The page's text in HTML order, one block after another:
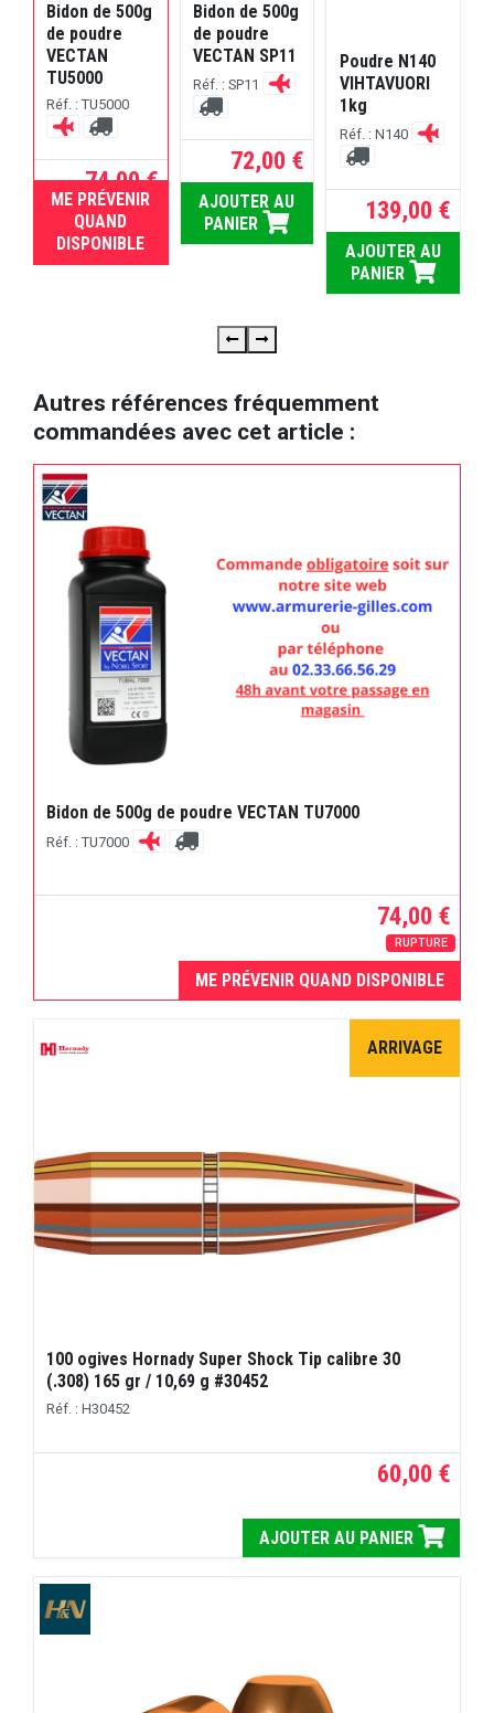
Bidon de 500g
de poudre
VECTAN
TU5000
Réf. : TU5000
74,00 €
RUPTURE
ME PRÉVENIR
QUAND
DISPONIBLE
Bidon de 500g
de poudre
VECTAN SP11
Réf. : SP11
72,00 €
AJOUTER AU
PANIER
Poudre N140
VIHTAVUORI
1kg
Réf. : N140
139,00 €
AJOUTER AU
PANIER
Autres références fréquemment
commandées avec cet article :
Bidon de 500g de poudre VECTAN TU7000
Réf. : TU7000
74,00 €
RUPTURE
ME PRÉVENIR QUAND DISPONIBLE
ARRIVAGE
100 ogives Hornady Super Shock Tip calibre 30
(.308) 165 gr / 10,69 g #30452
Réf. : H30452
60,00 €
AJOUTER AU PANIER